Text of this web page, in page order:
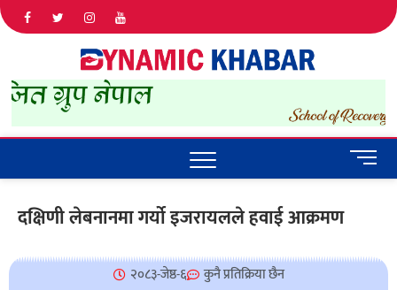
IN NEPAL
M
e
u
दक्षिणी लेबनानमा गर्यो इजरायलले हवाई आक्रमण
२०८३-जेष्ठ-६ कुनै प्रतिक्रिया छैन